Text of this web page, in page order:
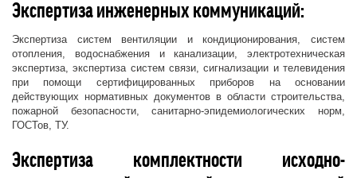
Экспертиза инженерных коммуникаций:
Экспертиза систем вентиляции и кондиционирования, систем
отопления, водоснабжения и канализации, электротехническая
экспертиза, экспертиза систем связи, сигнализации и телевидения
при помощи сертифицированных приборов на основании
действующих нормативных документов в области строительства,
пожарной безопасности, санитарно-эпидемиологических норм,
ГОСТов, ТУ.
Экспертиза комплектности исходно-